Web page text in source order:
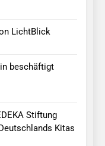
LichtBlick
beschäftigt
Stiftung
Kitas